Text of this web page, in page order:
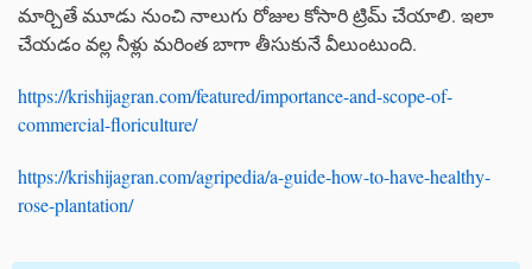
మార్చితే మూడు నుంచి నాలుగు రోజుల కోసారి ట్రిమ్ చేయాలి. ఇలా
చేయడం వల్ల నీళ్లు మరింత బాగా తీసుకునే వీలుంటుంది.
https://krishijagran.com/featured/importance-and-scope-of-
commercial-floriculture/
https://krishijagran.com/agripedia/a-guide-how-to-have-healthy-
rose-plantation/